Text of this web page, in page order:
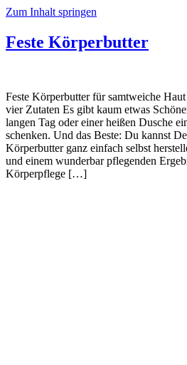
Zum Inhalt springen
Feste Körperbutter
Feste Körperbutter für samtweiche
vier Zutaten Es gibt kaum etwas
langen Tag oder einer heißen Dusche
schenken. Und das Beste: Du kannst
Körperbutter ganz einfach selbst
und einem wunderbar pflegenden
Körperpflege […]